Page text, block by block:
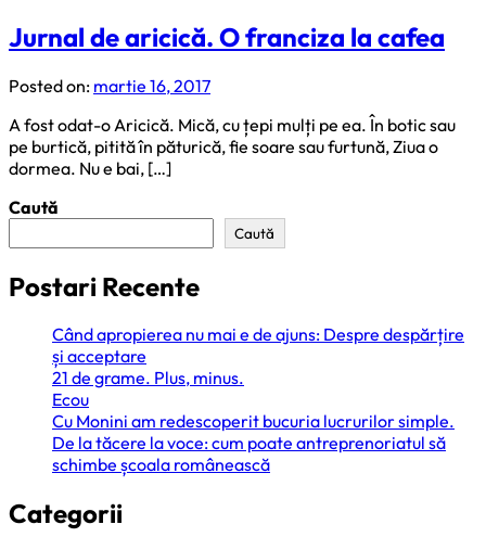
Jurnal de aricică. O franciza la cafea
Posted on: martie 16, 2017
A fost odat-o Aricică. Mică, cu țepi mulți pe ea. În botic sau
pe burtică, pitită în păturică, fie soare sau furtună, Ziua o
dormea. Nu e bai, […]
Caută
Caută
Postari Recente
Când apropierea nu mai e de ajuns: Despre despărțire
și acceptare
21 de grame. Plus, minus.
Ecou
Cu Monini am redescoperit bucuria lucrurilor simple.
De la tăcere la voce: cum poate antreprenoriatul să
schimbe școala românească
Categorii